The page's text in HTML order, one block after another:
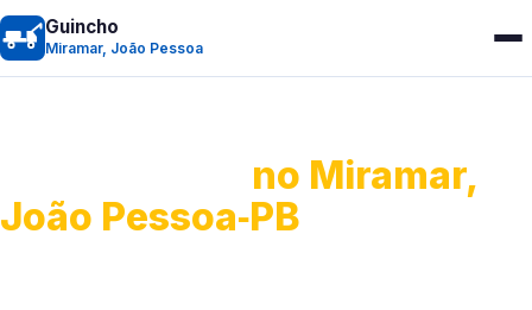
Guincho
Miramar, João Pessoa
no Miramar,
João Pessoa‑PB